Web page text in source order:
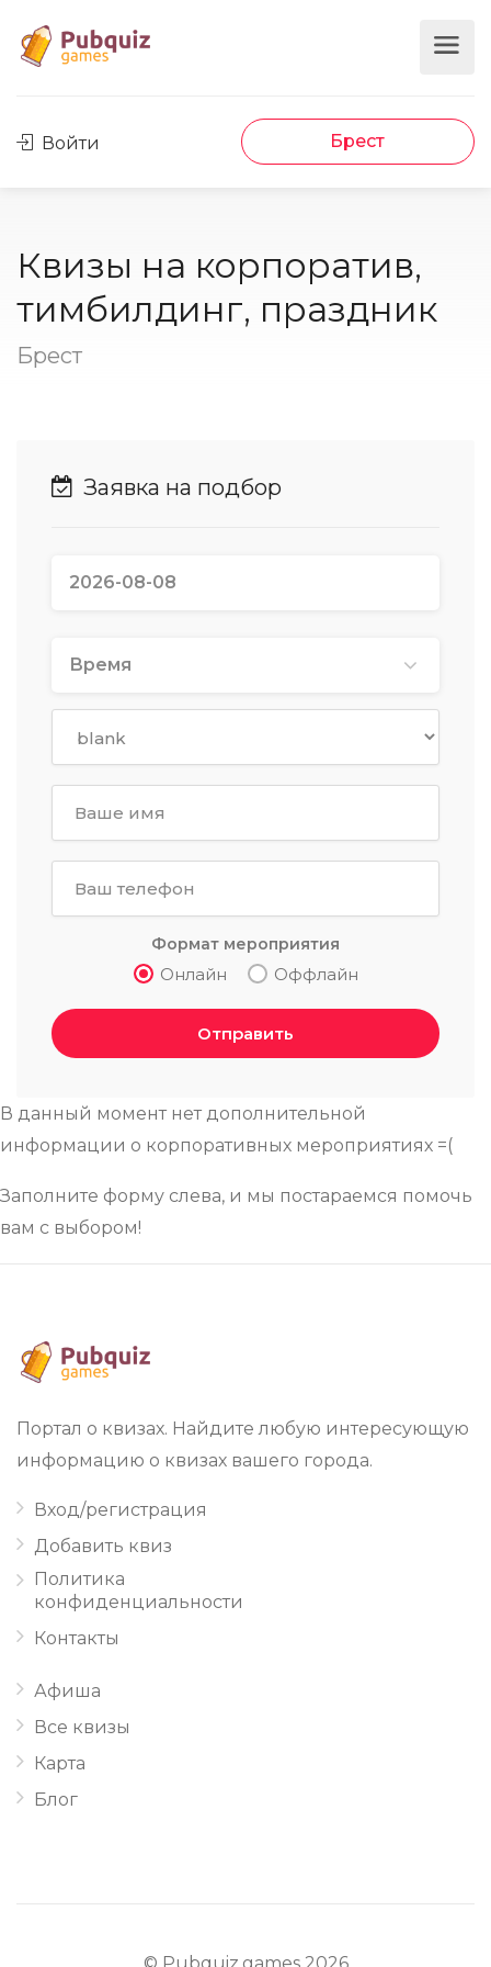
Войти Брест
Квизы на корпоратив,
тимбилдинг, праздник
Брест
Заявка на подбор
Время
Формат мероприятия
Онлайн Оффлайн
Отправить
В данный момент нет дополнительной
информации о корпоративных мероприятиях =(
Заполните форму слева, и мы постараемся помочь
вам с выбором!
Портал о квизах. Найдите любую интересующую
информацию о квизах вашего города.
Вход/регистрация
Добавить квиз
Политика
конфиденциальности
Контакты
Афиша
Все квизы
Карта
Блог